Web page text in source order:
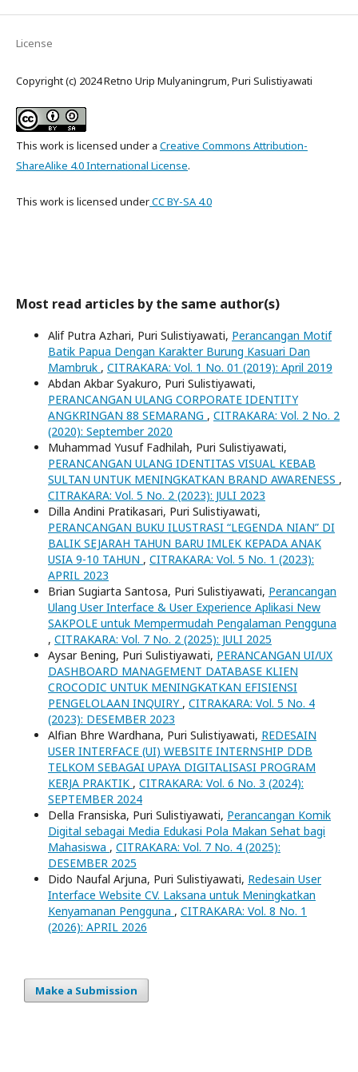
License
Copyright (c) 2024 Retno Urip Mulyaningrum, Puri Sulistiyawati
This work is licensed under a Creative Commons Attribution-
ShareAlike 4.0 International License.
This work is licensed underCCBY-SA 4.0
Most read articles by the same author(s)
Alif Putra Azhari, Puri Sulistiyawati, Perancangan Motif
Batik Papua Dengan Karakter Burung Kasuari Dan
Mambruk , CITRAKARA: Vol. 1 No. 01 (2019): April 2019
Abdan Akbar Syakuro, Puri Sulistiyawati,
PERANCANGAN ULANG CORPORATE IDENTITY
ANGKRINGAN 88 SEMARANG , CITRAKARA: Vol. 2 No. 2
(2020): September 2020
Muhammad Yusuf Fadhilah, Puri Sulistiyawati,
PERANCANGAN ULANG IDENTITAS VISUAL KEBAB
SULTAN UNTUK MENINGKATKAN BRAND AWARENESS ,
CITRAKARA: Vol. 5 No. 2 (2023): JULI 2023
Dilla Andini Pratikasari, Puri Sulistiyawati,
PERANCANGAN BUKU ILUSTRASI “LEGENDA NIAN” DI
BALIK SEJARAH TAHUN BARU IMLEK KEPADA ANAK
USIA 9-10 TAHUN , CITRAKARA: Vol. 5 No. 1 (2023):
APRIL 2023
Brian Sugiarta Santosa, Puri Sulistiyawati, Perancangan
Ulang User Interface & User Experience Aplikasi New
SAKPOLE untuk Mempermudah Pengalaman Pengguna
, CITRAKARA: Vol. 7 No. 2 (2025): JULI 2025
Aysar Bening, Puri Sulistiyawati, PERANCANGAN UI/UX
DASHBOARD MANAGEMENT DATABASE KLIEN
CROCODIC UNTUK MENINGKATKAN EFISIENSI
PENGELOLAAN INQUIRY , CITRAKARA: Vol. 5 No. 4
(2023): DESEMBER 2023
Alfian Bhre Wardhana, Puri Sulistiyawati, REDESAIN
USER INTERFACE (UI) WEBSITE INTERNSHIP DDB
TELKOM SEBAGAI UPAYA DIGITALISASI PROGRAM
KERJA PRAKTIK , CITRAKARA: Vol. 6 No. 3 (2024):
SEPTEMBER 2024
Della Fransiska, Puri Sulistiyawati, Perancangan Komik
Digital sebagai Media Edukasi Pola Makan Sehat bagi
Mahasiswa , CITRAKARA: Vol. 7 No. 4 (2025):
DESEMBER 2025
Dido Naufal Arjuna, Puri Sulistiyawati, Redesain User
Interface Website CV. Laksana untuk Meningkatkan
Kenyamanan Pengguna , CITRAKARA: Vol. 8 No. 1
(2026): APRIL 2026
Make a Submission